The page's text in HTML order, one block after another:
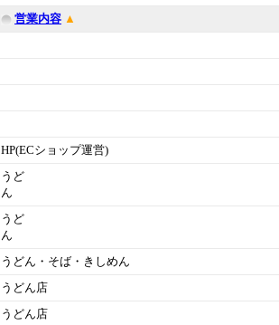
営業内容 ▲
HP(ECショップ運営)
うど
うど
うどん・そば・きしめん
うどん店
うどん